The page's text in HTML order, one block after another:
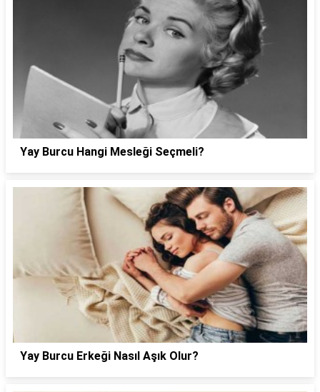
Yay Burcu Hangi Mesleği Seçmeli?
Yay Burcu Erkeği Nasıl Aşık Olur?